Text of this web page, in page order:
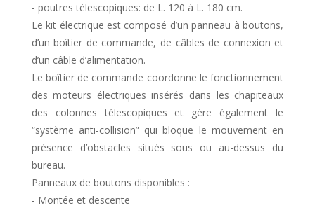
- poutres télescopiques: de L. 120 à L. 180 cm.
Le kit électrique est composé d’un panneau à boutons,
d’un boîtier de commande, de câbles de connexion et
d’un câble d’alimentation.
Le boîtier de commande coordonne le fonctionnement
des moteurs électriques insérés dans les chapiteaux
des colonnes télescopiques et gère également le
“système anti-collision” qui bloque le mouvement en
présence d’obstacles situés sous ou au-dessus du
bureau.
Panneaux de boutons disponibles :
- Montée et descente